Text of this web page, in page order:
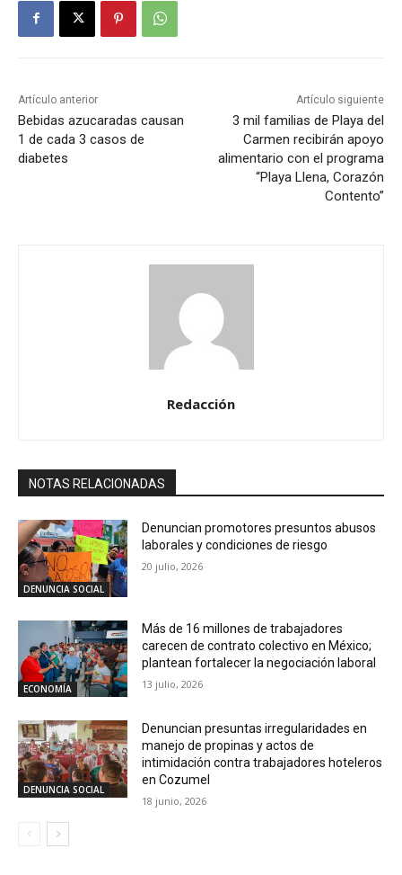
Artículo anterior
Bebidas azucaradas causan
1 de cada 3 casos de
diabetes
Artículo siguiente
3 mil familias de Playa del
Carmen recibirán apoyo
alimentario con el programa
“Playa Llena, Corazón
Contento”
Redacción
NOTAS RELACIONADAS
DENUNCIA SOCIAL
Denuncian promotores presuntos abusos
laborales y condiciones de riesgo
20 julio, 2026
ECONOMÍA
Más de 16 millones de trabajadores
carecen de contrato colectivo en México;
plantean fortalecer la negociación laboral
13 julio, 2026
DENUNCIA SOCIAL
Denuncian presuntas irregularidades en
manejo de propinas y actos de
intimidación contra trabajadores hoteleros
en Cozumel
18 junio, 2026